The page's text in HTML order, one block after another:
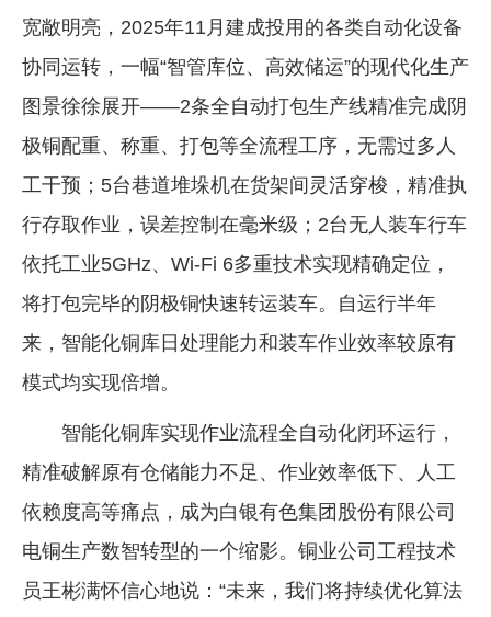
宽敞明亮，2025年11月建成投用的各类自动化设备
协同运转，一幅“智管库位、高效储运”的现代化生产
图景徐徐展开——2条全自动打包生产线精准完成阴
极铜配重、称重、打包等全流程工序，无需过多人
工干预；5台巷道堆垛机在货架间灵活穿梭，精准执
行存取作业，误差控制在毫米级；2台无人装车行车
依托工业5GHz、Wi-Fi 6多重技术实现精确定位，
将打包完毕的阴极铜快速转运装车。自运行半年
来，智能化铜库日处理能力和装车作业效率较原有
模式均实现倍增。
智能化铜库实现作业流程全自动化闭环运行，
精准破解原有仓储能力不足、作业效率低下、人工
依赖度高等痛点，成为白银有色集团股份有限公司
电铜生产数智转型的一个缩影。铜业公司工程技术
员王彬满怀信心地说：“未来，我们将持续优化算法